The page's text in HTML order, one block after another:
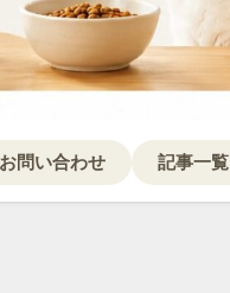
お問い合わせ 記事一覧